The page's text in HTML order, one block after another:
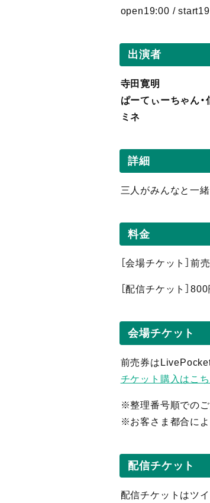
open19:00 /
出演者
寺田寛明
ぱーてぃーちゃん・
ミネ
詳細
三人がみんなと一
料金
［会場チケット］
［配信チケット］800
会場チケット
前売券は
チケット購入はこ
※整理番号順でのご
※お客さま都合によ
配信チケット
配信チケットはツ